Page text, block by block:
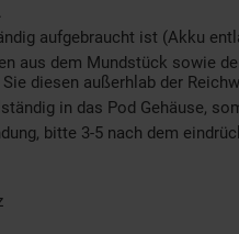
aufgebraucht ist (Akku
aus dem Mundstück sowie
diesen außerhlab der
in das Pod Gehäuse,
bitte 3-5 nach dem